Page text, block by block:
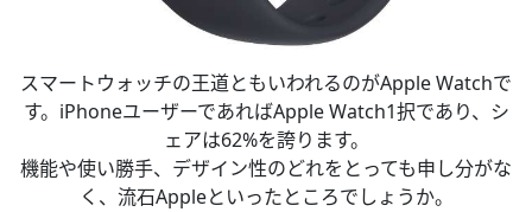
スマートウォッチの王道ともいわれるのがApple Watchで
す。iPhoneユーザーであればApple Watch1択であり、シ
ェアは62%を誇ります。
機能や使い勝手、デザイン性のどれをとっても申し分がな
く、流石Appleといったところでしょうか。